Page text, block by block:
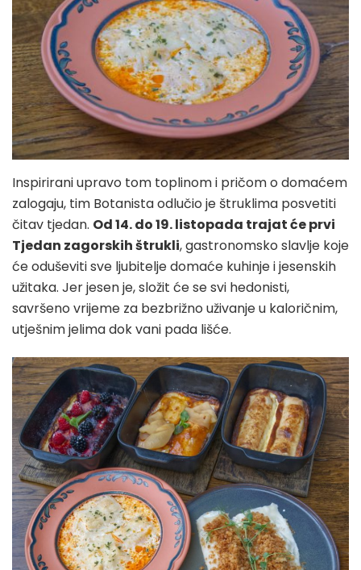
Inspirirani upravo tom toplinom i pričom o domaćem
zalogaju, tim Botanista odlučio je štruklima posvetiti
čitav tjedan. Od 14. do 19. listopada trajat će prvi
Tjedan zagorskih štrukli, gastronomsko slavlje koje
će oduševiti sve ljubitelje domaće kuhinje i jesenskih
užitaka. Jer jesen je, složit će se svi hedonisti,
savršeno vrijeme za bezbrižno uživanje u kaloričnim,
utješnim jelima dok vani pada lišće.